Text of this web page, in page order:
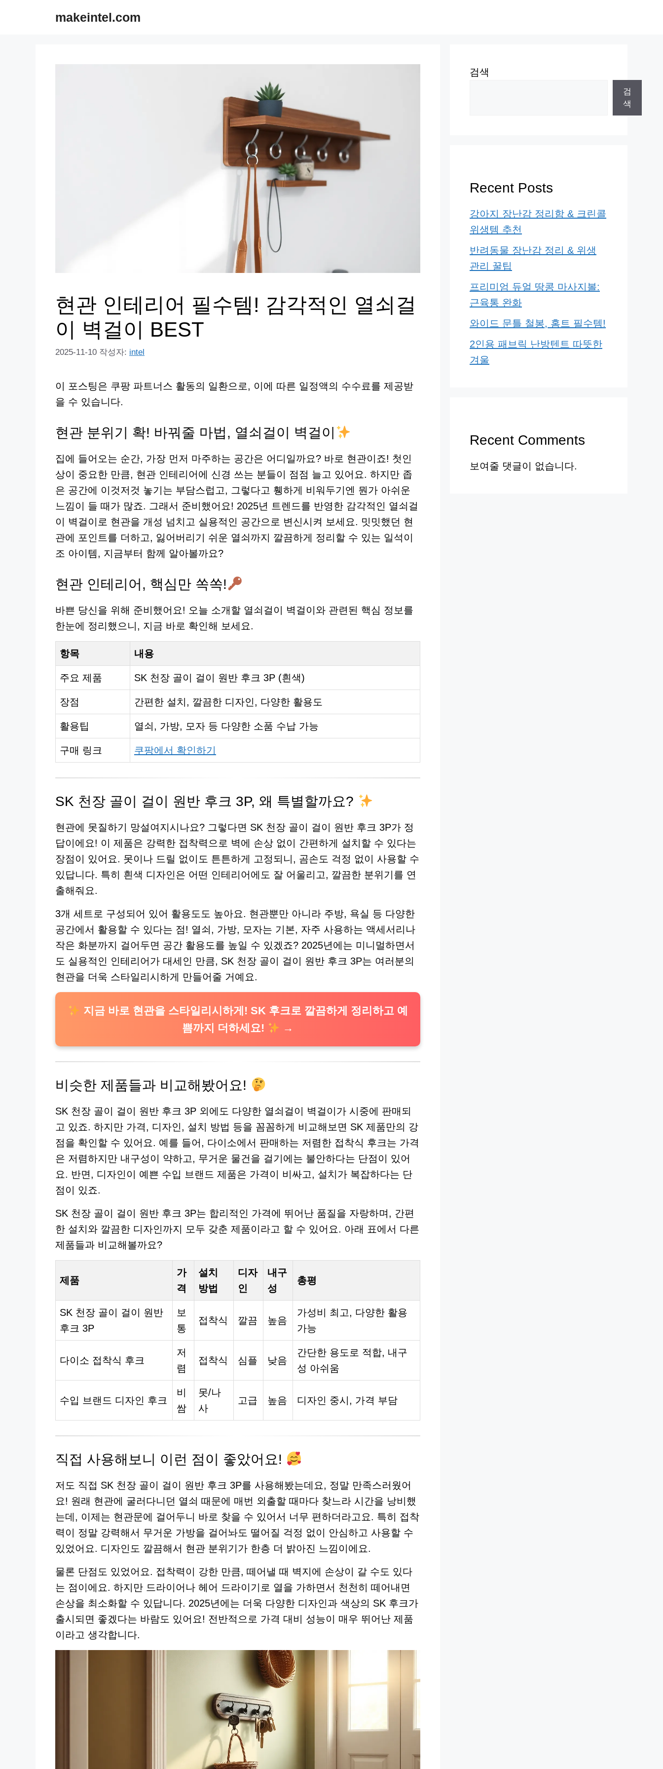
makeintel.com
현관 인테리어 필수템! 감각적인 열쇠걸
이 벽걸이 BEST
2025-11-10 작성자: intel
이 포스팅은 쿠팡 파트너스 활동의 일환으로, 이에 따른 일정액의 수수료를 제공받
을 수 있습니다.
현관 분위기 확! 바꿔줄 마법, 열쇠걸이 벽걸이
집에 들어오는 순간, 가장 먼저 마주하는 공간은 어디일까요? 바로 현관이죠! 첫인
상이 중요한 만큼, 현관 인테리어에 신경 쓰는 분들이 점점 늘고 있어요. 하지만 좁
은 공간에 이것저것 놓기는 부담스럽고, 그렇다고 휑하게 비워두기엔 뭔가 아쉬운
느낌이 들 때가 많죠. 그래서 준비했어요! 2025년 트렌드를 반영한 감각적인 열쇠걸
이 벽걸이로 현관을 개성 넘치고 실용적인 공간으로 변신시켜 보세요. 밋밋했던 현
관에 포인트를 더하고, 잃어버리기 쉬운 열쇠까지 깔끔하게 정리할 수 있는 일석이
조 아이템, 지금부터 함께 알아볼까요?
현관 인테리어, 핵심만 쏙쏙!
바쁜 당신을 위해 준비했어요! 오늘 소개할 열쇠걸이 벽걸이와 관련된 핵심 정보를
한눈에 정리했으니, 지금 바로 확인해 보세요.
항목 내용
주요 제품 SK 천장 골이 걸이 원반 후크 3P (흰색)
장점 간편한 설치, 깔끔한 디자인, 다양한 활용도
활용팁 열쇠, 가방, 모자 등 다양한 소품 수납 가능
구매 링크 쿠팡에서 확인하기
SK 천장 골이 걸이 원반 후크 3P, 왜 특별할까요?
현관에 못질하기 망설여지시나요? 그렇다면 SK 천장 골이 걸이 원반 후크 3P가 정
답이에요! 이 제품은 강력한 접착력으로 벽에 손상 없이 간편하게 설치할 수 있다는
장점이 있어요. 못이나 드릴 없이도 튼튼하게 고정되니, 곰손도 걱정 없이 사용할 수
있답니다. 특히 흰색 디자인은 어떤 인테리어에도 잘 어울리고, 깔끔한 분위기를 연
출해줘요.
3개 세트로 구성되어 있어 활용도도 높아요. 현관뿐만 아니라 주방, 욕실 등 다양한
공간에서 활용할 수 있다는 점! 열쇠, 가방, 모자는 기본, 자주 사용하는 액세서리나
작은 화분까지 걸어두면 공간 활용도를 높일 수 있겠죠? 2025년에는 미니멀하면서
도 실용적인 인테리어가 대세인 만큼, SK 천장 골이 걸이 원반 후크 3P는 여러분의
현관을 더욱 스타일리시하게 만들어줄 거예요.
지금 바로 현관을 스타일리시하게! SK 후크로 깔끔하게 정리하고 예
쁨까지 더하세요!
비슷한 제품들과 비교해봤어요!
SK 천장 골이 걸이 원반 후크 3P 외에도 다양한 열쇠걸이 벽걸이가 시중에 판매되
고 있죠. 하지만 가격, 디자인, 설치 방법 등을 꼼꼼하게 비교해보면 SK 제품만의 강
점을 확인할 수 있어요. 예를 들어, 다이소에서 판매하는 저렴한 접착식 후크는 가격
은 저렴하지만 내구성이 약하고, 무거운 물건을 걸기에는 불안하다는 단점이 있어
요. 반면, 디자인이 예쁜 수입 브랜드 제품은 가격이 비싸고, 설치가 복잡하다는 단
점이 있죠.
SK 천장 골이 걸이 원반 후크 3P는 합리적인 가격에 뛰어난 품질을 자랑하며, 간편
한 설치와 깔끔한 디자인까지 모두 갖춘 제품이라고 할 수 있어요. 아래 표에서 다른
제품들과 비교해볼까요?
제품
가
격
설치
방법
디자
인
내구
성
총평
SK 천장 골이 걸이 원반
후크 3P
보
통
접착식 깔끔 높음
가성비 최고, 다양한 활용
가능
다이소 접착식 후크
저
렴
접착식 심플 낮음
간단한 용도로 적합, 내구
성 아쉬움
수입 브랜드 디자인 후크
비
쌈
못/나
사
고급 높음 디자인 중시, 가격 부담
직접 사용해보니 이런 점이 좋았어요!
저도 직접 SK 천장 골이 걸이 원반 후크 3P를 사용해봤는데요, 정말 만족스러웠어
요! 원래 현관에 굴러다니던 열쇠 때문에 매번 외출할 때마다 찾느라 시간을 낭비했
는데, 이제는 현관문에 걸어두니 바로 찾을 수 있어서 너무 편하더라고요. 특히 접착
력이 정말 강력해서 무거운 가방을 걸어놔도 떨어질 걱정 없이 안심하고 사용할 수
있었어요. 디자인도 깔끔해서 현관 분위기가 한층 더 밝아진 느낌이에요.
물론 단점도 있었어요. 접착력이 강한 만큼, 떼어낼 때 벽지에 손상이 갈 수도 있다
는 점이에요. 하지만 드라이어나 헤어 드라이기로 열을 가하면서 천천히 떼어내면
손상을 최소화할 수 있답니다. 2025년에는 더욱 다양한 디자인과 색상의 SK 후크가
출시되면 좋겠다는 바람도 있어요! 전반적으로 가격 대비 성능이 매우 뛰어난 제품
이라고 생각합니다.
검색
검
색
Recent Posts
강아지 장난감 정리함 & 크린콜
위생템 추천
반려동물 장난감 정리 & 위생
관리 꿀팁
프리미엄 듀얼 땅콩 마사지볼:
근육통 완화
와이드 문틀 철봉, 홈트 필수템!
2인용 패브릭 난방텐트 따뜻한
겨울
Recent Comments
보여줄 댓글이 없습니다.